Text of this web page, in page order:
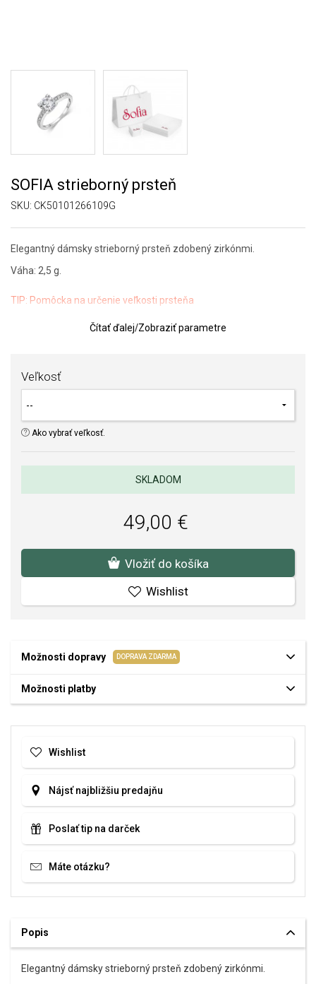
SOFIA strieborný prsteň
SKU: CK50101266109G
Elegantný dámsky strieborný prsteň zdobený zirkónmi.
Váha: 2,5 g.
TIP: Pomôcka na určenie veľkosti prsteňa
Kvalita materiálov a spracovania je pre nás prvoradá. Povrchová
Čítať ďalej/Zobraziť parametre
Veľkosť
Ako vybrať veľkosť.
SKLADOM
49,00 €
Vložiť do košíka
Wishlist
Možnosti dopravy DOPRAVA ZDARMA
Možnosti platby
Wishlist
Nájsť najbližšiu predajňu
Poslať tip na darček
Máte otázku?
Popis
Elegantný dámsky strieborný prsteň zdobený zirkónmi.